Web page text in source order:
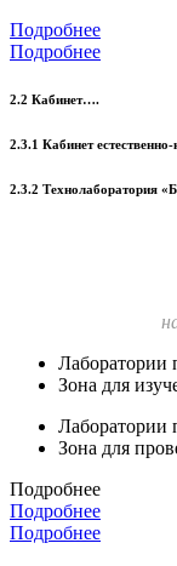
Подробнее
Подробнее
2.2 Кабинет….
2.3.1 Кабинет
2.3.2 Технолаборатория
Лаборатории
Зона для
Лаборатории
Зона для
Подробнее
Подробнее
Подробнее